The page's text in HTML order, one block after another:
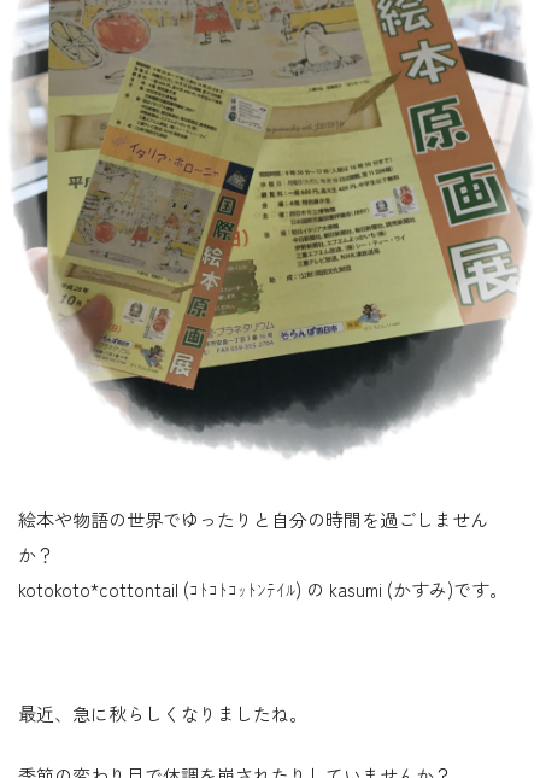
絵本や物語の世界でゆったりと自分の時間を過ごしません
か？
kotokoto*cottontail (ｺﾄｺﾄｺｯﾄﾝﾃｲﾙ) の kasumi (かすみ)です。
最近、急に秋らしくなりましたね。